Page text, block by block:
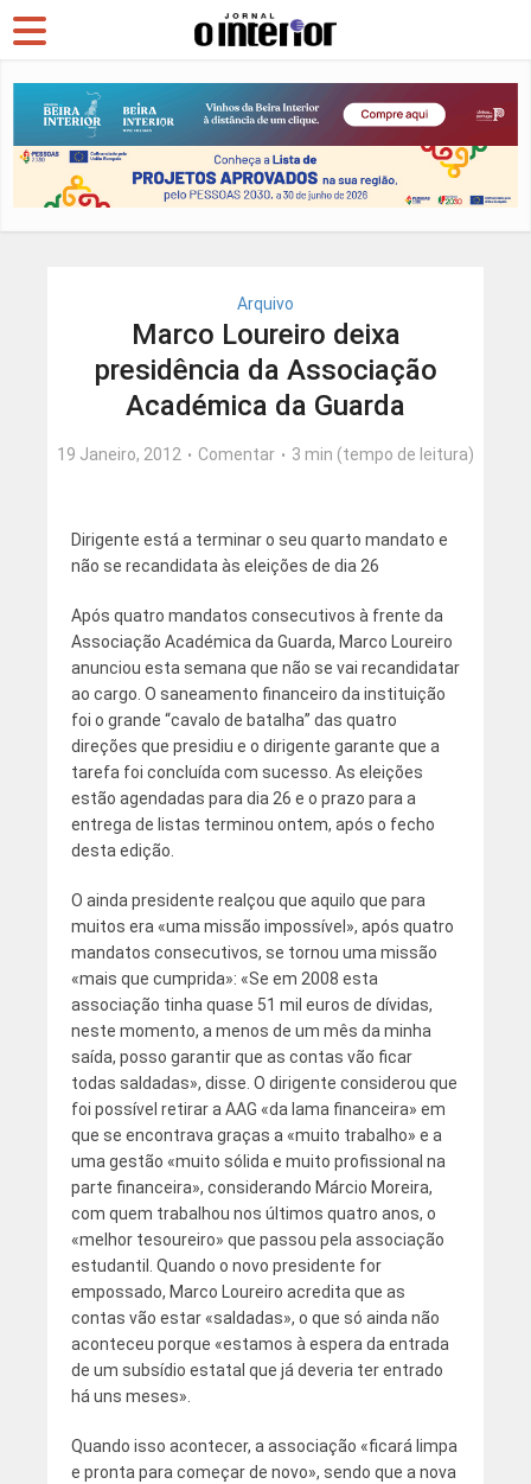
Arquivo
Marco Loureiro deixa
presidência da Associação
Académica da Guarda
19 Janeiro, 2012 Comentar 3 min (tempo de leitura)
Dirigente está a terminar o seu quarto mandato e
não se recandidata às eleições de dia 26
Após quatro mandatos consecutivos à frente da
Associação Académica da Guarda, Marco Loureiro
anunciou esta semana que não se vai recandidatar
ao cargo. O saneamento financeiro da instituição
foi o grande “cavalo de batalha” das quatro
direções que presidiu e o dirigente garante que a
tarefa foi concluída com sucesso. As eleições
estão agendadas para dia 26 e o prazo para a
entrega de listas terminou ontem, após o fecho
desta edição.
O ainda presidente realçou que aquilo que para
muitos era «uma missão impossível», após quatro
mandatos consecutivos, se tornou uma missão
«mais que cumprida»: «Se em 2008 esta
associação tinha quase 51 mil euros de dívidas,
neste momento, a menos de um mês da minha
saída, posso garantir que as contas vão ficar
todas saldadas», disse. O dirigente considerou que
foi possível retirar a AAG «da lama financeira» em
que se encontrava graças a «muito trabalho» e a
uma gestão «muito sólida e muito profissional na
parte financeira», considerando Márcio Moreira,
com quem trabalhou nos últimos quatro anos, o
«melhor tesoureiro» que passou pela associação
estudantil. Quando o novo presidente for
empossado, Marco Loureiro acredita que as
contas vão estar «saldadas», o que só ainda não
aconteceu porque «estamos à espera da entrada
de um subsídio estatal que já deveria ter entrado
há uns meses».
Quando isso acontecer, a associação «ficará limpa
e pronta para começar de novo», sendo que a nova